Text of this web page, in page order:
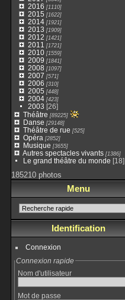
2016 [1110]
2015 [1622]
2014[1921]
2013 [1909]
2012 [1421]
2011 [1721]
2010[1559]
2009 [1841]
2008 [1097]
2007 [571]
2006 [310]
2005 [448]
2004[423]
2003 [26]
Théâtre [89225]
Danse [29148]
Théâtre de rue [525]
Opéra [2852]
Musique [3655]
Autres spectacles vivants[1386]
Le grand théâtre du monde [18]
185210 photos
Menu
Identification
Connexion
Connexion rapide
Nom d'utilisateur
Mot de passe